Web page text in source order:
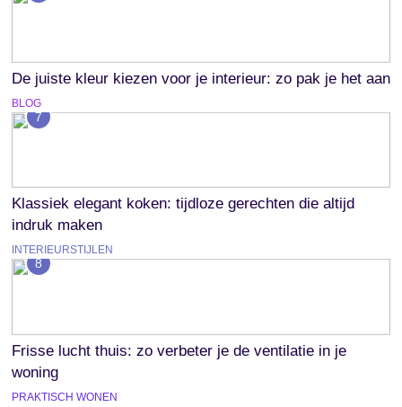
De juiste kleur kiezen voor je interieur: zo pak je het aan
BLOG
7
Klassiek elegant koken: tijdloze gerechten die altijd
indruk maken
INTERIEURSTIJLEN
8
Frisse lucht thuis: zo verbeter je de ventilatie in je
woning
PRAKTISCH WONEN